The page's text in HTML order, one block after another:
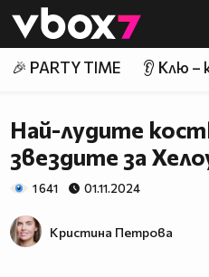
👾
🎉 PARTY TIME 👂 Клю –
Най-лудите
звездите за
1 641 01.11.2024
Кристина Петрова